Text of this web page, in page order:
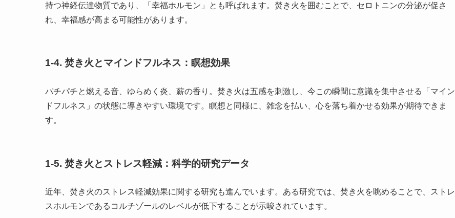
持つ神経伝達物質であり、「幸福ホルモン」とも呼ばれます。焚き火を囲むことで、セロトニンの分泌が促さ
れ、幸福感が高まる可能性があります。
1-4. 焚き火とマインドフルネス：瞑想効果
パチパチと燃える音、ゆらめく炎、薪の香り。焚き火は五感を刺激し、今この瞬間に意識を集中させる「マイン
ドフルネス」の状態に導きやすい環境です。瞑想と同様に、雑念を払い、心を落ち着かせる効果が期待できま
す。
1-5. 焚き火とストレス軽減：科学的研究データ
近年、焚き火のストレス軽減効果に関する研究も進んでいます。ある研究では、焚き火を眺めることで、ストレ
スホルモンであるコルチゾールのレベルが低下することが示唆されています。